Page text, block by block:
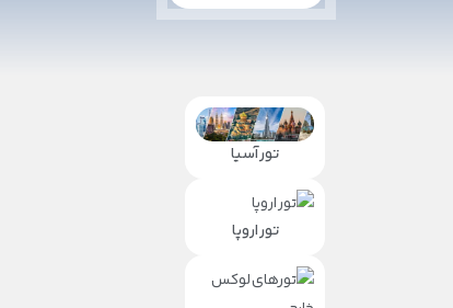
تور آسیا
تور اروپا